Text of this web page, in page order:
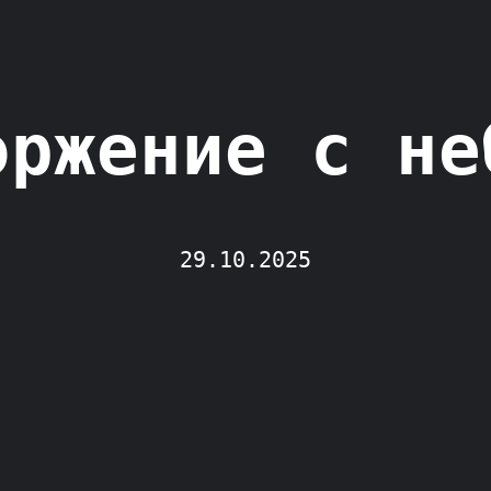
с
29.10.2025